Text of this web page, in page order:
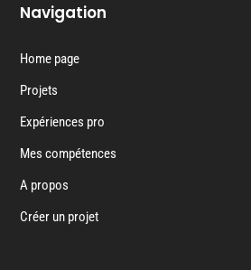
Navigation
Home page
Projets
Expériences pro
Mes compétences
A propos
Créer un projet